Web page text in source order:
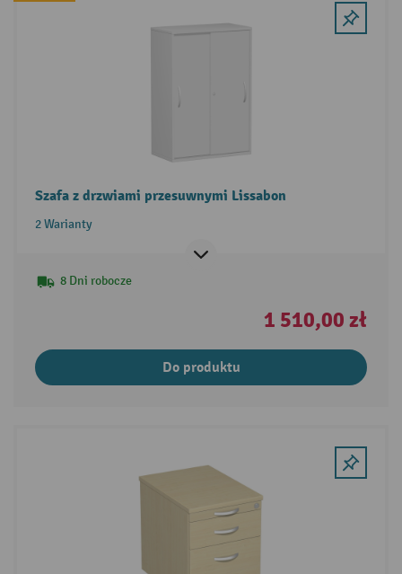
Szafa z drzwiami przesuwnymi Lissabon
2 Warianty
8 Dni robocze
1 510,00 zł
Do produktu